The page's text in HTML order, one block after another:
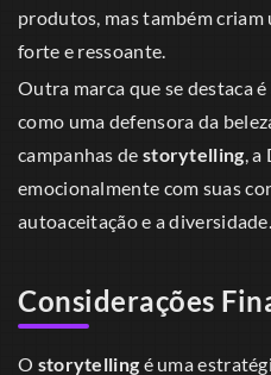
produtos, mas também
forte e ressoante.
Outra marca que se destaca
como uma defensora da
campanhas de storytelling, a
emocionalmente com suas
autoaceitação e a diversidade.
Considerações
O storytelling é uma